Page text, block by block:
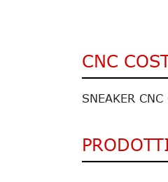
CNC
SNEAKER CNC